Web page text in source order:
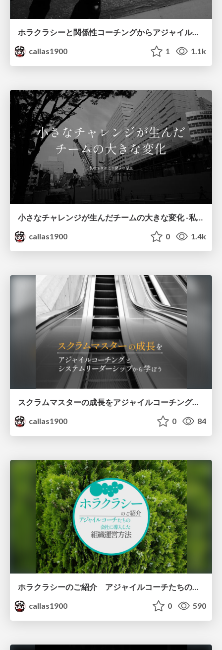
ホラクラシーと関係性コーチングからアジャイルな組織づくりを考える
callas1900
1 1.1k
callas1900
0 1.4k
スクラムマスターの成長をアジャイルコーチングとシステムリーダーシップから学ぼう
callas1900
0 84
ホラクラシーのご紹介 アジャイルコーチたちの会社に導入した組織運営方法
callas1900
0 590